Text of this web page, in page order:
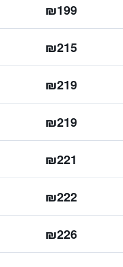
₪199
₪215
₪219
₪219
₪221
₪222
₪226